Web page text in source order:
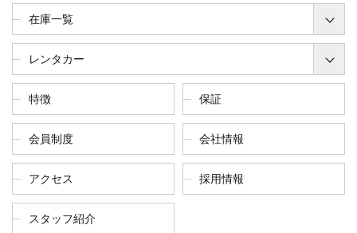
在庫一覧
レンタカー
特徴 保証
会員制度 会社情報
アクセス 採用情報
スタッフ紹介